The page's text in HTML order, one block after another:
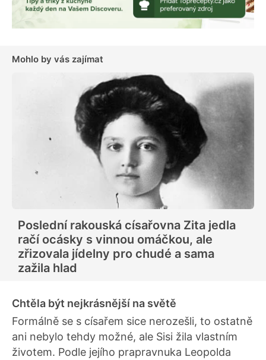
Mohlo by vás zajímat
Poslední rakouská císařovna Zita jedla
račí ocásky s vinnou omáčkou, ale
zřizovala jídelny pro chudé a sama
zažila hlad
Chtěla být nejkrásnější na světě
Formálně se s císařem sice nerozešli, to ostatně
ani nebylo tehdy možné, ale Sisi žila vlastním
životem. Podle jejího prapravnuka Leopolda